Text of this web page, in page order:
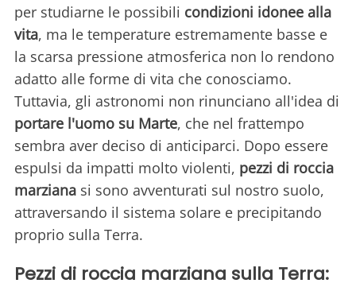
per studiarne le possibili condizioni idonee alla
vita, ma le temperature estremamente basse e
la scarsa pressione atmosferica non lo rendono
adatto alle forme di vita che conosciamo.
Tuttavia, gli astronomi non rinunciano all'idea di
portare l'uomo su Marte, che nel frattempo
sembra aver deciso di anticiparci. Dopo essere
espulsi da impatti molto violenti, pezzi di roccia
marziana si sono avventurati sul nostro suolo,
attraversando il sistema solare e precipitando
proprio sulla Terra.
Pezzi di roccia marziana sulla Terra: